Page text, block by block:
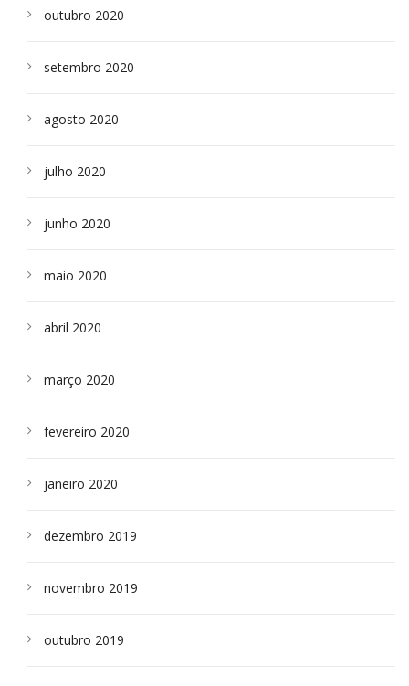
outubro 2020
setembro 2020
agosto 2020
julho 2020
junho 2020
maio 2020
abril 2020
março 2020
fevereiro 2020
janeiro 2020
dezembro 2019
novembro 2019
outubro 2019